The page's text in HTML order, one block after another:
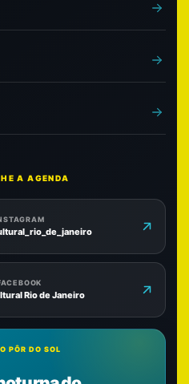
A AGENDA
Rio de Janeiro
PÔR DO SOL